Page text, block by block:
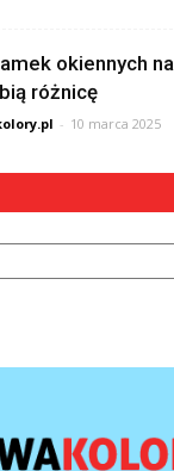
okiennych
różnicę
- 10 marca 2025